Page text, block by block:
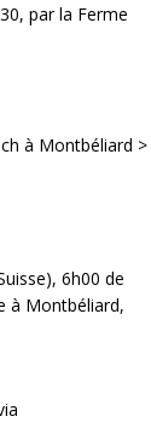
par la Ferme
à Montbéliard >
6h00 de
à Montbéliard,